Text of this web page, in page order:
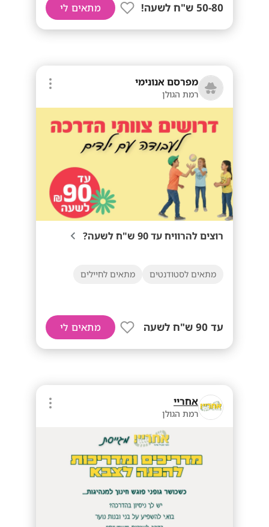
50-80 ש"ח לשעה! מתאים לי
מפרסם אנונימי
רמת הגולן
רוצים להרוויח עד 90 ש"ח לשעה?
מתאים לסטודנטים מתאים לחיילים
עד 90 ש"ח לשעה מתאים לי
אחריי
רמת הגולן